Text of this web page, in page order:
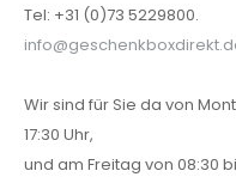
Tel: +31 (0)73 5229800.
Wir sind für Sie da von
17:30 Uhr,
und am Freitag von 08:30